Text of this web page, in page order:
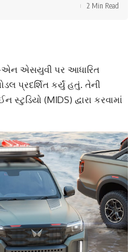
2 Min Read
એન એસયુવી પર આધારિત
પ્રદર્શિત કર્યું હતું. તેની
સ્ટુડિયો (MIDS) દ્વારા કરવામાં